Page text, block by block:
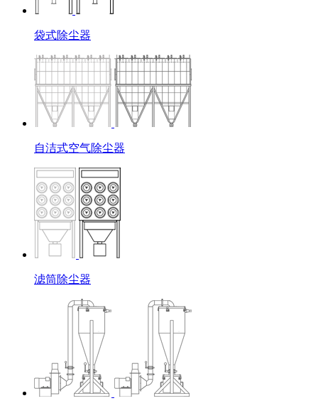
袋式除尘器
自洁式空气除尘器
滤筒除尘器